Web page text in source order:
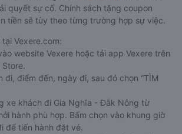
quyết sự cố. Chính sách tặng coupon
tiền sẽ tùy theo từng trường hợp sự việc.
Vexere.com:
website Vexere hoặc tải app Vexere trên
đi, điểm đến, ngày đi, sau đó chọn “TÌM
xe khách đi Gia Nghĩa - Đắk Nông từ
hành phù hợp. Bấm chọn vào khung giờ
để tiến hành đặt vé.